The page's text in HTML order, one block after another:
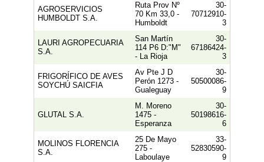
AGROSERVICIOS
HUMBOLDT S.A.
Ruta Prov Nº
70 Km 33,0 -
Humboldt
30-
70712910-
3
LAURI AGROPECUARIA
S.A.
San Martín
114 P6 D:"M"
- La Rioja
30-
67186424-
3
FRIGORÍFICO DE AVES
SOYCHÚ SAICFIA
Av Pte J D
Perón 1273 -
Gualeguay
30-
50500086-
9
GLUTAL S.A.
M. Moreno
1475 -
Esperanza
30-
50198616-
6
MOLINOS FLORENCIA
S.A.
25 De Mayo
275 -
Laboulaye
33-
52830590-
9